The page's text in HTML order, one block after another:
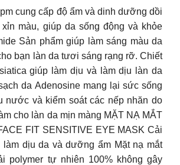
cung cấp độ ẩm và dinh dưỡng dồi
màu, giúp da sống động và khỏe
Sản phẩm giúp làm sáng màu da
bạn làn da tươi sáng rạng rỡ. Chiết
giúp làm dịu và làm dịu làn da
da Adenosine mang lại sức sống
nước và kiểm soát các nếp nhăn do
cho làn da mịn màng MẶT NẠ MẮT
FIT SENSITIVE EYE MASK Cải
làm dịu da và dưỡng ẩm Mặt nạ mắt
polymer tự nhiên 100% không gây